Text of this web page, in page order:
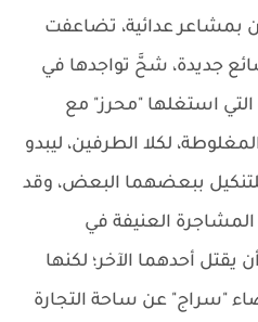
بمشاعر عدائية، تضاعفت
جديدة، شحَّ تواجدها في
استغلها "محرز" مع
لكلا الطرفين، ليبدو
ببعضهما البعض، وقد
العنيفة في
يقتل أحدهما الآخر؛ لكنها
"سراج" عن ساحة التجارة